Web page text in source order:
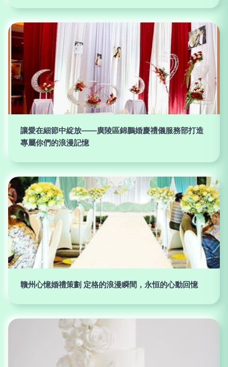
讓愛在細節中綻放——廣陵區錦鵬婚慶禮儀服務部打造
專屬你們的浪漫記憶
贛州心憶婚禮策劃 定格的浪漫瞬間，永恒的心動回憶